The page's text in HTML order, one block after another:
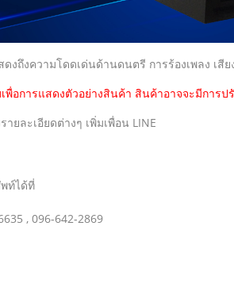
งถึงความโดดเด่นด้านดนตรี การร้องเพลง เ
อการแสดงตัวอย่างสินค้า สินค้าอาจจะมีการ
ยละเอียดต่างๆ เพิ่มเพื่อน LINE
ท์ได้ที่
, 096-642-2869